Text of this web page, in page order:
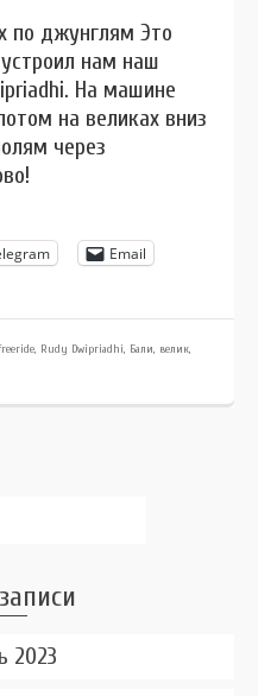
по джунглям Это
нам наш
На машине
на великах вниз
через
Email
, Rudy Dwipriadhi, Бали, велик,
2023